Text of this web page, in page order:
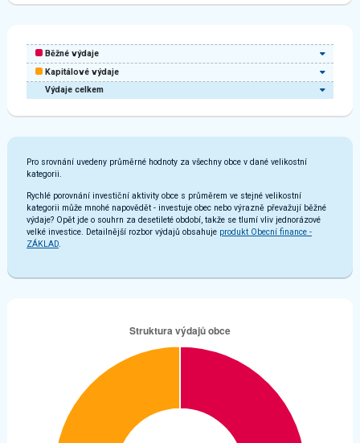
Výdaje celkem
Běžné výdaje
Kapitálové výdaje
Pro srovnání uvedeny průměrné hodnoty za všechny obce v dané velikostní
kategorii.
Rychlé porovnání investiční aktivity obce s průměrem ve stejné velikostní
kategorii může mnohé napovědět - investuje obec nebo výrazně převažují běžné
výdaje? Opět jde o souhrn za desetileté období, takže se tlumí vliv jednorázové
velké investice. Detailnější rozbor výdajů obsahuje produkt Obecní finance -
ZÁKLAD.